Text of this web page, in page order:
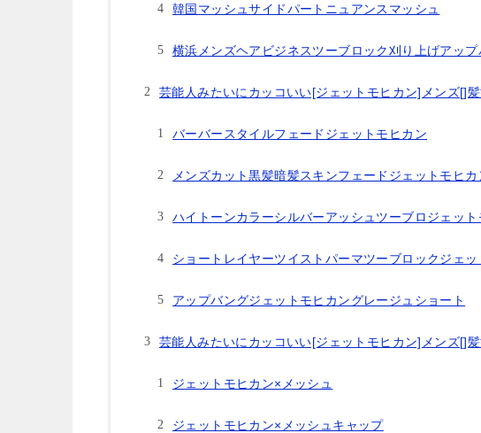
韓国マッシュサイドパートニュアンスマッシュ
横浜メンズヘアビジネスツーブロック刈り上げアップ
芸能人みたいにカッコいい[ジェットモヒカン]メンズ[]髪
バーバースタイルフェードジェットモヒカン
メンズカット黒髪暗髪スキンフェードジェットモヒカ
ハイトーンカラーシルバーアッシュツーブロジェット
ショートレイヤーツイストパーマツーブロックジェッ
アップバングジェットモヒカングレージュショート
芸能人みたいにカッコいい[ジェットモヒカン]メンズ[]髪
ジェットモヒカン×メッシュ
ジェットモヒカン×メッシュキャップ